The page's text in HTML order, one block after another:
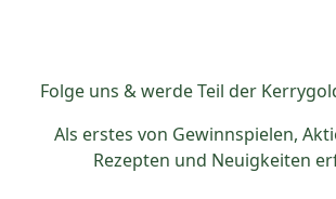
Folge uns & werde Teil der
Als erstes von Gewinnspielen,
Rezepten und Neuigkeiten